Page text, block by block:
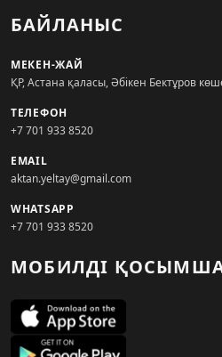
БАЙЛАНЫС
МЕКЕН-ЖАЙ
ҚР, Астана қаласы, Әбікен Бектұров
ТЕЛЕФОН
+7 701 933 8520
EMAIL
aktan.yeltay@gmail.com
WHATSAPP
+7 701 933 8520
МОБИЛДІ